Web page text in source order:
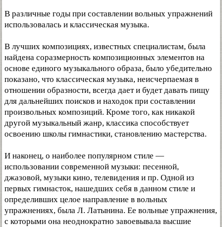
В различные годы при составлении вольных упражнений
использовалась и классическая музыка.
В лучших композициях, известных специалистам, была
найдена соразмерность композиционных элементов на
основе единого музыкального образа, было убедительно
показано, что классическая музыка, неисчерпаемая в
отношении образности, всегда дает и будет давать пищу
для дальнейших поисков и находок при составлении
произвольных композиций. Кроме того, как никакой
другой музыкальный жанр, классика способствует
освоению школы гимнастики, становлению мастерства.
И наконец, о наиболее популярном стиле —
использовании современной музыки: песенной,
джазовой, музыки кино, телевидения и пр. Одной из
первых гимнасток, нашедших себя в данном стиле и
определивших целое направление в вольных
упражнениях, была Л. Латынина. Ее вольные упражнения,
с которыми она неоднократно завоевывала высшие